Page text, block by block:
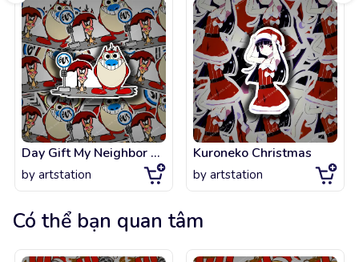
Day Gift My Neighbor Stimpy Christmas
by artstation
Kuroneko Christmas
by artstation
Có thể bạn quan tâm